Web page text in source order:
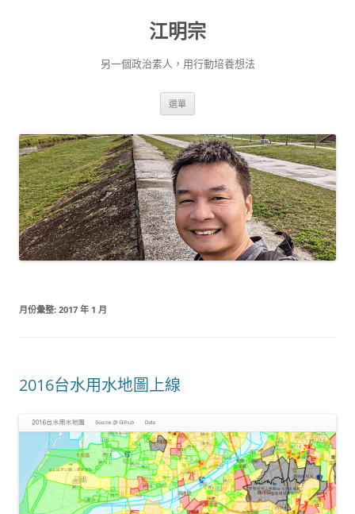
江明宗
另一個政治素人，用行動培養想法
選單
月份彙整: 2017 年 1 月
2016台水用水地圖上線